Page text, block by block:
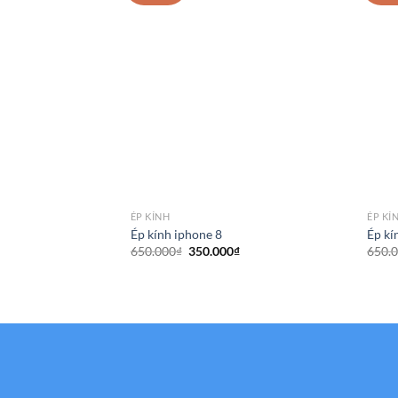
ÉP KÍNH
Ép kính iphone 8
650.000₫ Giá
350.000₫Giá
ÉP
Ép